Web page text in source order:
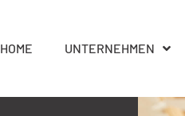
HOME UNTERNEHMEN